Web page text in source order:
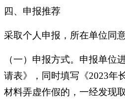
四、申报推荐
采取个人申报，所在单位同
（一）申报方式。申报单位
请表》，同时填写《2023年
材料弄虚作假的，一经发现